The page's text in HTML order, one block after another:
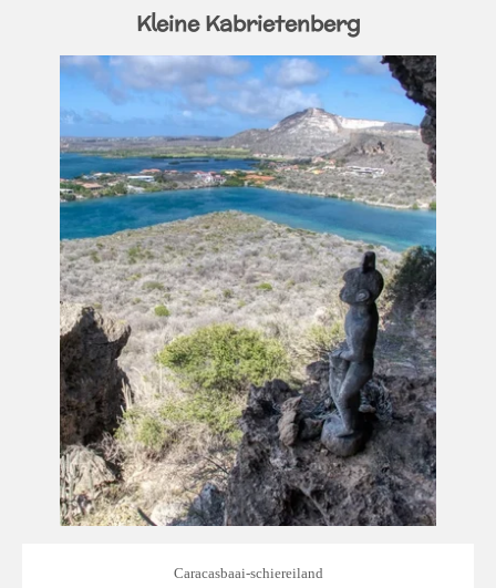
Kleine Kabrietenberg
Caracasbaai-schiereiland